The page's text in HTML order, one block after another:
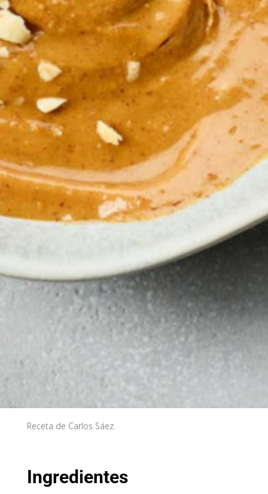
Receta de Carlos Sáez.
Ingredientes